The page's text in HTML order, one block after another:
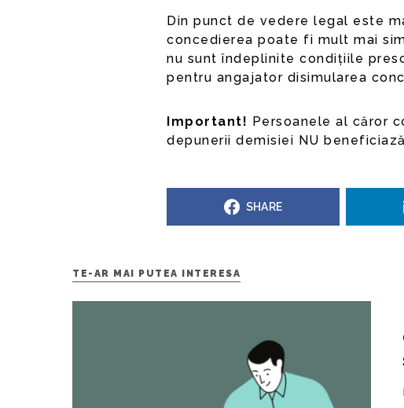
Din punct de vedere legal este
concedierea poate fi mult mai
nu sunt îndeplinite condițiile
pentru angajator disimularea
Important! Persoanele al căror
depunerii demisiei NU
SHARE
TE-AR MAI PUTEA INTERESA